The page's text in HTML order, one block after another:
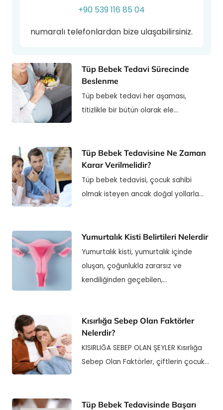
+90 539 116 85 04
numaralı telefonlardan bize ulaşabilirsiniz.
Tüp Bebek Tedavi Sürecinde
Beslenme
Tüp bebek tedavi her aşaması,
titizlikle bir bütün olarak ele…
Tüp Bebek Tedavisine Ne Zaman
Karar Verilmelidir?
Tüp bebek tedavisi, çocuk sahibi
olmak isteyen ancak doğal yollarla…
Yumurtalık Kisti Belirtileri Nelerdir
Yumurtalık kisti, yumurtalık içinde
oluşan, çoğunlukla zararsız ve
kendiliğinden geçebilen,…
Kısırlığa Sebep Olan Faktörler
Nelerdir?
KISIRLIĞA SEBEP OLAN ŞEYLER Kısırlığa
Sebep Olan Faktörler, çiftlerin çocuk…
Tüp Bebek Tedavisinde Başarı